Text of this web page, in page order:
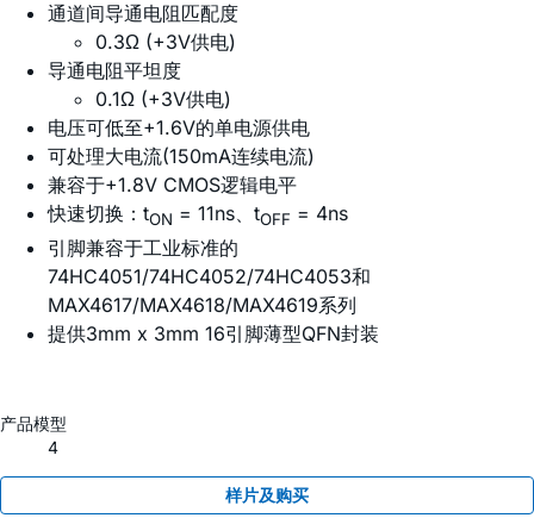
通道间导通电阻匹配度
0.3Ω (+3V供电)
导通电阻平坦度
0.1Ω (+3V供电)
电压可低至+1.6V的单电源供电
可处理大电流(150mA连续电流)
兼容于+1.8V CMOS逻辑电平
快速切换：tON = 11ns、tOFF = 4ns
引脚兼容于工业标准的
74HC4051/74HC4052/74HC4053和
MAX4617/MAX4618/MAX4619系列
提供3mm x 3mm 16引脚薄型QFN封装
产品模型
4
样片及购买